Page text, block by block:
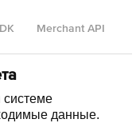
Merchant API
системе
данные.